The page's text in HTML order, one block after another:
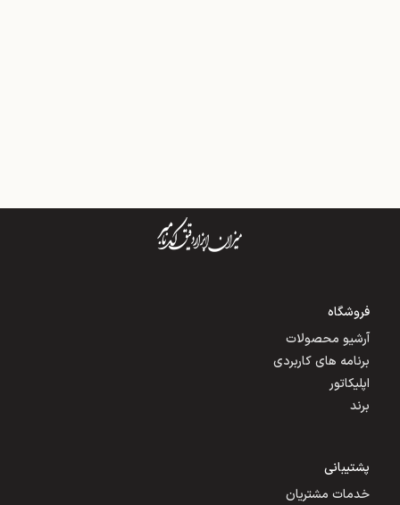
فروشگاه
آرشیو محصولات
برنامه های کاربردی
اپلیکاتور
برند
پشتیبانی
خدمات مشتریان